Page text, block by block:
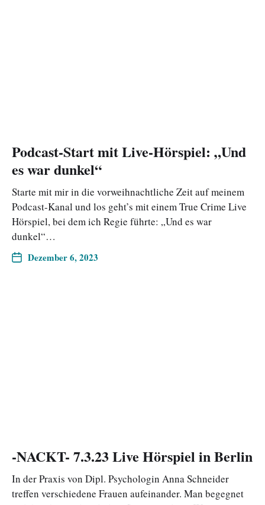
Podcast-Start mit Live-Hörspiel: „Und
es war dunkel“
Starte mit mir in die vorweihnachtliche Zeit auf meinem
Podcast-Kanal und los geht’s mit einem True Crime Live
Hörspiel, bei dem ich Regie führte: „Und es war
dunkel“…
Dezember 6, 2023
-NACKT- 7.3.23 Live Hörspiel in Berlin
In der Praxis von Dipl. Psychologin Anna Schneider
treffen verschiedene Frauen aufeinander. Man begegnet